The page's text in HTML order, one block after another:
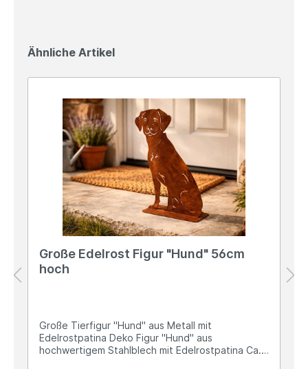
Ähnliche Artikel
Große Edelrost Figur "Hund" 56cm
hoch
Große Tierfigur "Hund" aus Metall mit
Edelrostpatina Deko Figur "Hund" aus
hochwertigem Stahlblech mit Edelrostpatina Ca.